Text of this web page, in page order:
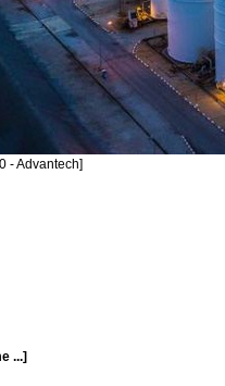
- Advantech]
...]